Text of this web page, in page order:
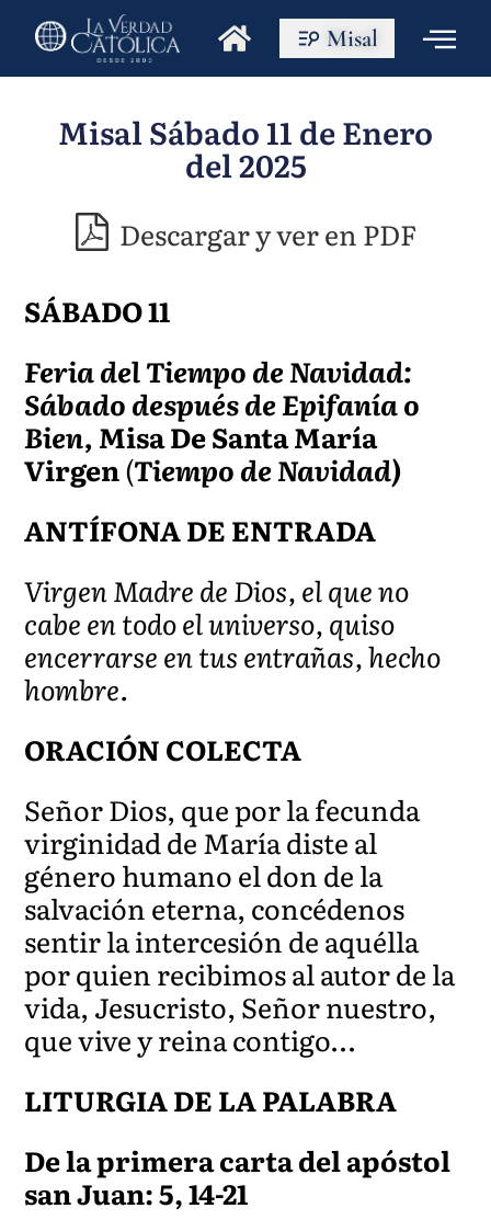
Misal
Misal Sábado 11 de Enero
del 2025
Descargar y ver en PDF
SÁBADO 11
Feria del Tiempo de Navidad:
Sábado después de Epifanía o
Bien, Misa De Santa María
Virgen(Tiempo de Navidad)
ANTÍFONA DE ENTRADA
Virgen Madre de Dios, el que no
cabe en todo el universo, quiso
encerrarse en tus entrañas, hecho
hombre.
ORACIÓN COLECTA
Señor Dios, que por la fecunda
virginidad de María diste al
género humano el don de la
salvación eterna, concédenos
sentir la intercesión de aquélla
por quien recibimos al autor de la
vida, Jesucristo, Señor nuestro,
que vive y reina contigo…
LITURGIA DE LA PALABRA
De la primera carta del apóstol
san Juan: 5, 14-21